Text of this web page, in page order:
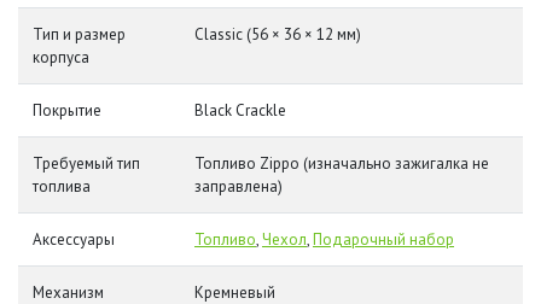
Тип и размер
корпуса
Classic (56 × 36 × 12 мм)
Покрытие Black Crackle
Требуемый тип
топлива
Топливо Zippo (изначально зажигалка не
заправлена)
Аксессуары Топливо,Чехол,Подарочный набор
Механизм
Кремневый